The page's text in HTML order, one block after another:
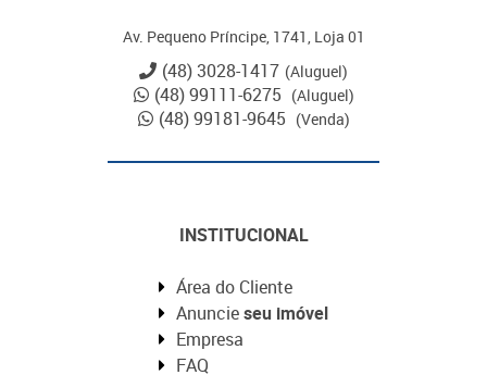
Av. Pequeno Príncipe, 1741, Loja 01
(48) 3028-1417 (Aluguel)
(48) 99111-6275 (Aluguel)
(48) 99181-9645 (Venda)
INSTITUCIONAL
Área do Cliente
Anuncieseu imóvel
Empresa
FAQ